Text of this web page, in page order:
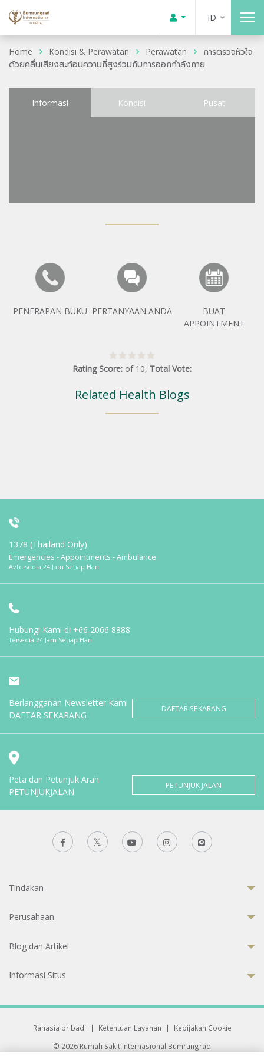
ID
Home Kondisi & Perawatan Perawatan
การตรวจหัวใจ
ด้วยคลื่นเสียงสะท้อนความถี่สูงร่วมกับการออกกำลังกาย
Informasi Kondisi Pusat
PENERAPAN BUKU PERTANYAAN ANDA
BUAT
APPOINTMENT
Rating Score: of 10, Total Vote:
Related Health Blogs
1378 (Thailand Only)
Emergencies - Appointments - Ambulance
AvTersedia 24 Jam Setiap Hari
Hubungi Kami di +66 2066 8888
Tersedia 24 Jam Setiap Hari
Berlangganan Newsletter Kami
DAFTAR SEKARANG
DAFTAR SEKARANG
Peta dan Petunjuk Arah
PETUNJUKJALAN
PETUNJUK JALAN
Tindakan
Perusahaan
Blog dan Artikel
Informasi Situs
Rahasia pribadi | Ketentuan Layanan |
Kebijakan Cookie
© 2026 Rumah Sakit Internasional Bumrungrad